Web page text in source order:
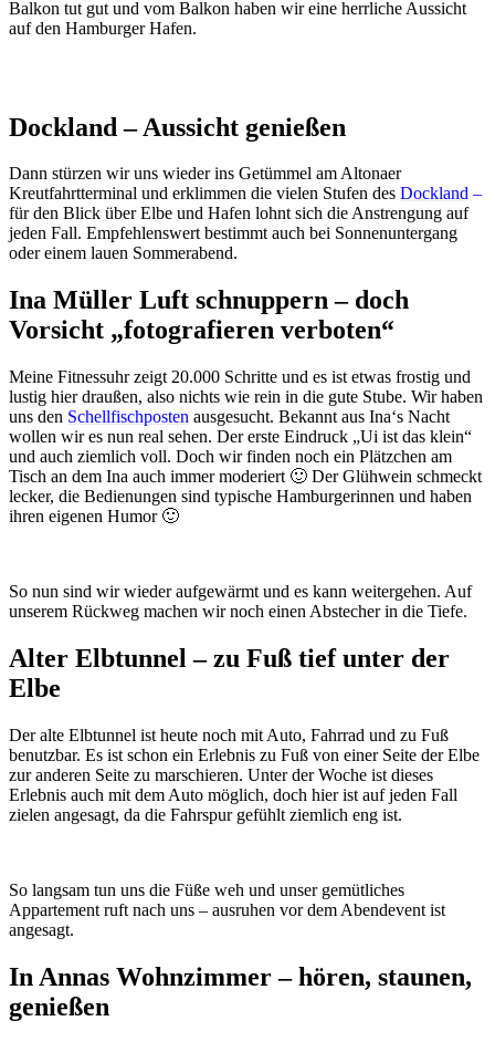
Balkon tut gut und vom Balkon haben wir eine herrliche Aussicht
auf den Hamburger Hafen.
Dockland – Aussicht genießen
Dann stürzen wir uns wieder ins Getümmel am Altonaer
Kreutfahrtterminal und erklimmen die vielen Stufen des Dockland –
für den Blick über Elbe und Hafen lohnt sich die Anstrengung auf
jeden Fall. Empfehlenswert bestimmt auch bei Sonnenuntergang
oder einem lauen Sommerabend.
Ina Müller Luft schnuppern – doch
Vorsicht „fotografieren verboten“
Meine Fitnessuhr zeigt 20.000 Schritte und es ist etwas frostig und
lustig hier draußen, also nichts wie rein in die gute Stube. Wir haben
uns den Schellfischposten ausgesucht. Bekannt aus Ina‘s Nacht
wollen wir es nun real sehen. Der erste Eindruck „Ui ist das klein“
und auch ziemlich voll. Doch wir finden noch ein Plätzchen am
Tisch an dem Ina auch immer moderiert 🙂 Der Glühwein schmeckt
lecker, die Bedienungen sind typische Hamburgerinnen und haben
ihren eigenen Humor 🙂
So nun sind wir wieder aufgewärmt und es kann weitergehen. Auf
unserem Rückweg machen wir noch einen Abstecher in die Tiefe.
Alter Elbtunnel – zu Fuß tief unter der
Elbe
Der alte Elbtunnel ist heute noch mit Auto, Fahrrad und zu Fuß
benutzbar. Es ist schon ein Erlebnis zu Fuß von einer Seite der Elbe
zur anderen Seite zu marschieren. Unter der Woche ist dieses
Erlebnis auch mit dem Auto möglich, doch hier ist auf jeden Fall
zielen angesagt, da die Fahrspur gefühlt ziemlich eng ist.
So langsam tun uns die Füße weh und unser gemütliches
Appartement ruft nach uns – ausruhen vor dem Abendevent ist
angesagt.
In Annas Wohnzimmer – hören, staunen,
genießen